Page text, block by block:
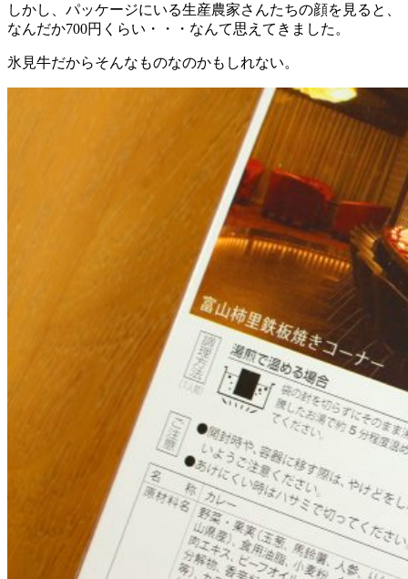
しかし、パッケージにいる生産農家さんたちの顔を見ると、
なんだか700円くらい・・・なんて思えてきました。
氷見牛だからそんなものなのかもしれない。